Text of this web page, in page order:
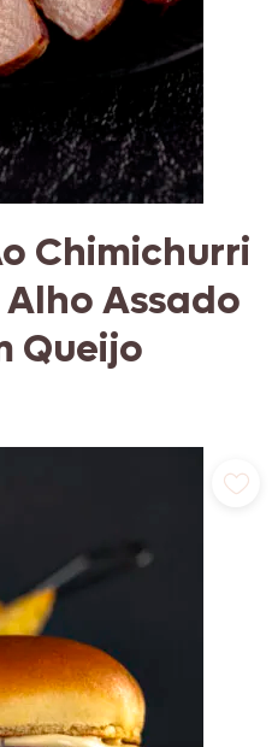
Chimichurri
Assado
Queijo